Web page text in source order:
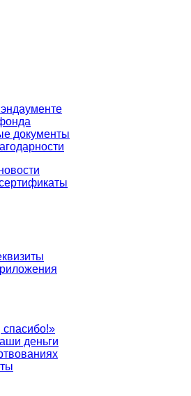
документы
деньги